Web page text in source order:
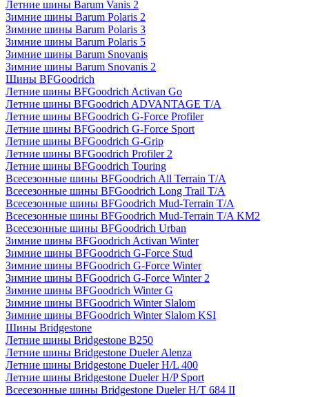
Летние шины Barum Vanis 2
Зимние шины Barum Polaris 2
Зимние шины Barum Polaris 3
Зимние шины Barum Polaris 5
Зимние шины Barum Snovanis
Зимние шины Barum Snovanis 2
Шины BFGoodrich
Летние шины BFGoodrich Activan Go
Летние шины BFGoodrich ADVANTAGE T/A
Летние шины BFGoodrich G-Force Profiler
Летние шины BFGoodrich G-Force Sport
Летние шины BFGoodrich G-Grip
Летние шины BFGoodrich Profiler 2
Летние шины BFGoodrich Touring
Всесезонные шины BFGoodrich All Terrain T/A
Всесезонные шины BFGoodrich Long Trail T/A
Всесезонные шины BFGoodrich Mud-Terrain T/A
Всесезонные шины BFGoodrich Mud-Terrain T/A KM2
Всесезонные шины BFGoodrich Urban
Зимние шины BFGoodrich Activan Winter
Зимние шины BFGoodrich G-Force Stud
Зимние шины BFGoodrich G-Force Winter
Зимние шины BFGoodrich G-Force Winter 2
Зимние шины BFGoodrich Winter G
Зимние шины BFGoodrich Winter Slalom
Зимние шины BFGoodrich Winter Slalom KSI
Шины Bridgestone
Летние шины Bridgestone B250
Летние шины Bridgestone Dueler Alenza
Летние шины Bridgestone Dueler H/L 400
Летние шины Bridgestone Dueler H/P Sport
Всесезонные шины Bridgestone Dueler H/T 684 II